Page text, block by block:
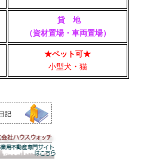
貸 地
（資材置場・車両置場）
★ペット可★
小型犬・猫